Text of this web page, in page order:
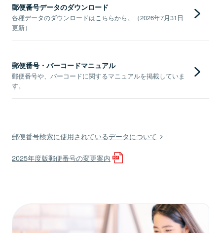
郵便番号データのダウンロード
各種データのダウンロードはこちらから。（2026年7月31日
更新）
郵便番号・バーコードマニュアル
郵便番号や、バーコードに関するマニュアルを掲載していま
す。
郵便番号検索に使用されているデータについて
2025年度版郵便番号の変更案内